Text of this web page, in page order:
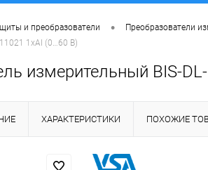
и преобразователи • Преобразователи
1хAI (0…60 В)
измерительный BIS-
ХАРАКТЕРИСТИКИ ПОХОЖИЕ